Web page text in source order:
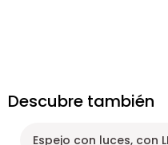
Descubre también
Espejo con luces, con